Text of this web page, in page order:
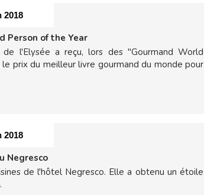
2018
Person of the Year
l'Elysée a reçu, lors des "Gourmand World
prix du meilleur livre gourmand du monde pour
2018
Negresco
de l'hôtel Negresco. Elle a obtenu un étoile